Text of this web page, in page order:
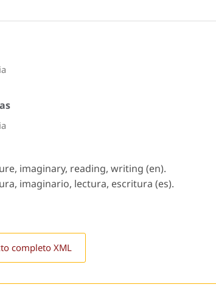
imaginary, reading, writing (en).
imaginario, lectura, escritura (es).
completo XML